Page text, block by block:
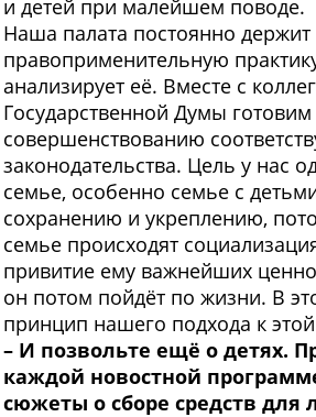
и детей при малейшем поводе.
Наша палата постоянно держит
правоприменительную
анализирует её. Вместе с
Государственной Думы
совершенствованию
законодательства. Цель у нас
семье, особенно семье с
сохранению и укреплению,
семье происходят
привитие ему важнейших
он потом пойдёт по жизни. В
принцип нашего подхода к
– И позвольте ещё о детях.
каждой новостной
сюжеты о сборе средств для